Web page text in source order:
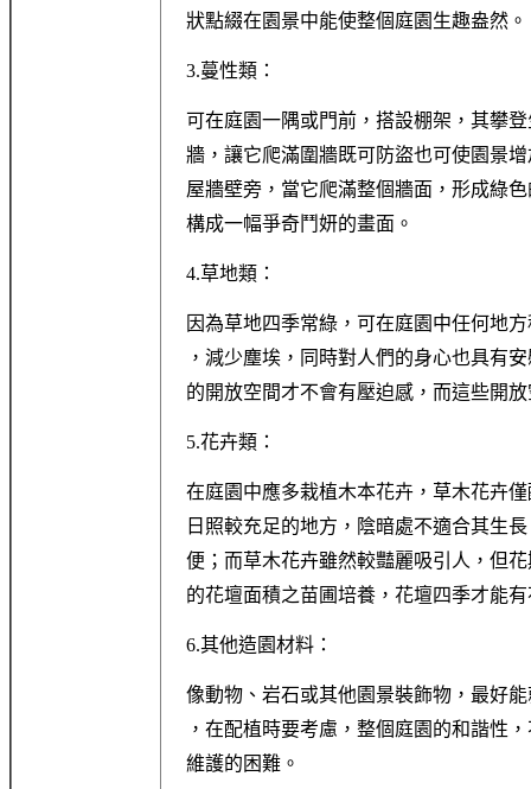
狀點綴在園景中能使整個庭園生趣盎然。
3.蔓性類：
可在庭園一隅或門前，搭設棚架，其攀
牆，讓它爬滿圍牆既可防盜也可使園景
屋牆壁旁，當它爬滿整個牆面，形成綠
構成一幅爭奇鬥妍的畫面。
4.草地類：
因為草地四季常綠，可在庭園中任何地
，減少塵埃，同時對人們的身心也具有
的開放空間才不會有壓迫感，而這些開
5.花卉類：
在庭園中應多栽植木本花卉，草木花卉
日照較充足的地方，陰暗處不適合其生
便；而草木花卉雖然較豔麗吸引人，但
的花壇面積之苗圃培養，花壇四季才能
6.其他造園材料：
像動物、岩石或其他園景裝飾物，最好
，在配植時要考慮，整個庭園的和諧性
維護的困難。